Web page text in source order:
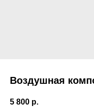
Воздушная
5 800 р.